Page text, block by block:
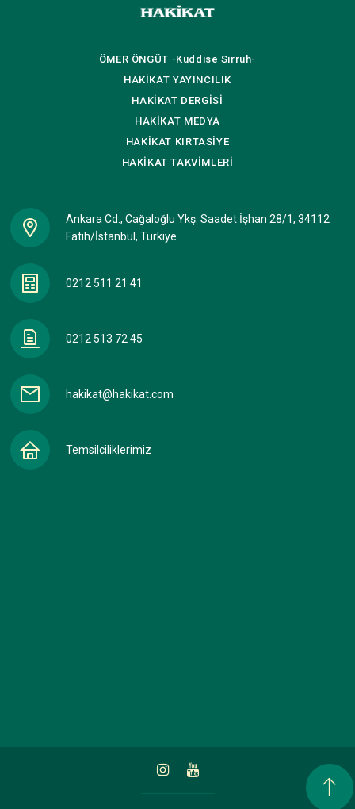
ÖMER ÖNGÜT -Kuddise Sırruh-
HAKİKAT YAYINCILIK
HAKİKAT DERGİSİ
HAKİKAT MEDYA
HAKİKAT KIRTASİYE
HAKİKATTAKVİMLERİ
Ankara Cd., Cağaloğlu Ykş. Saadet İşhan 28/1, 34112
Fatih/İstanbul, Türkiye
0212 511 21 41
0212 513 72 45
hakikat@hakikat.com
Temsilciliklerimiz